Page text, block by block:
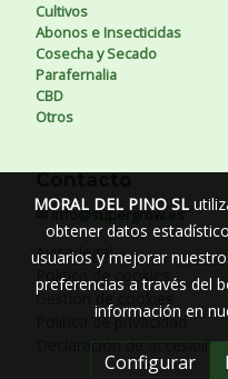
Cultivos
Abonos e Insecticidas
Cosecha y Secado
Parafernalia
CBD
Otros
Contacto
✉ info@supergrow.es
Aviso legal
Política de cookies
Gestión de cookies
Política de privacidad
Declaración de
MORAL DEL PINO SL
obtener datos
usuarios y mejorar
preferencias a través del
información en
Configurar